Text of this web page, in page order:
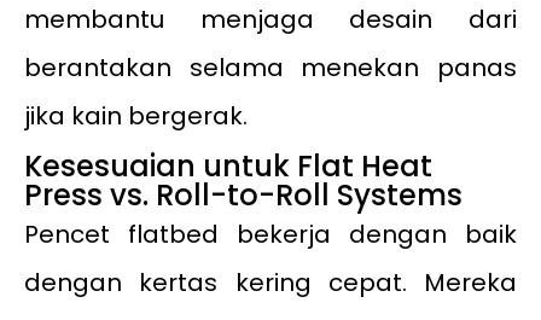
membantu menjaga desain dari
berantakan selama menekan panas
jika kain bergerak.
Kesesuaian untuk Flat Heat
Press vs. Roll-to-Roll Systems
Pencet flatbed bekerja dengan baik
dengan kertas kering cepat. Mereka